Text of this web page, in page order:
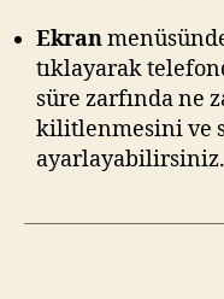
Ekran
tıklayarak
süre zarfında ne
kilitlenmesini ve
ayarlayabilirsiniz.